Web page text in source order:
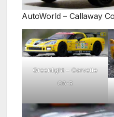
AutoWorld – Callaway
Greenlight – Corvette
C6-R